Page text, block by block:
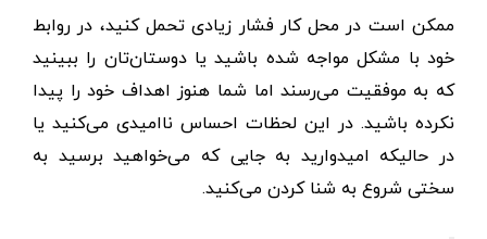
ممکن است در محل کار فشار زیادی تحمل کنید، در روابط
خود با مشکل مواجه شده باشید یا دوستان‌تان را ببینید
که به موفقیت می‌رسند اما شما هنوز اهداف خود را پیدا
نکرده باشید. در این لحظات احساس ناامیدی می‌کنید یا
در حالیکه امیدوارید به جایی که می‌خواهید برسید به
سختی شروع به شنا کردن می‌کنید.